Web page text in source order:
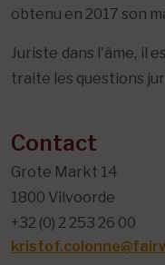
obtenu en 2017 son
Juriste dans l'âme, il
traite les questions
Contact
Grote Markt 14
1800 Vilvoorde
+32 (0) 2 253 26 00